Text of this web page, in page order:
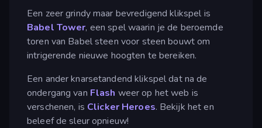
Een zeer grindy maar bevredigend klikspel is
Babel Tower, een spel waarin je de beroemde
toren van Babel steen voor steen bouwt om
intrigerende nieuwe hoogten te bereiken.
Een ander knarsetandend klikspel dat na de
ondergang van Flash weer op het web is
verschenen, is Clicker Heroes. Bekijk het en
beleef de sleur opnieuw!